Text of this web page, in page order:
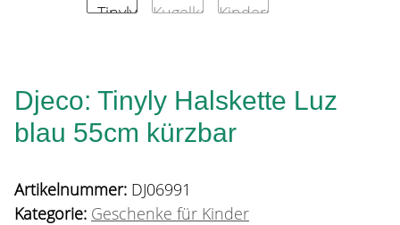
Djeco: Tinyly Halskette Luz
blau 55cm kürzbar
Artikelnummer: DJ06991
Kategorie: Geschenke für Kinder